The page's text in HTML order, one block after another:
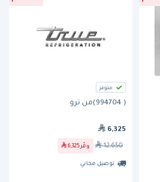
متوفر
( 994704)من ترو
6,325
12,650 وفّر 6,325
توصيل مجاني